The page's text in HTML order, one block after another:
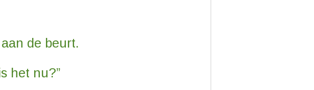
de beurt.
het nu?”